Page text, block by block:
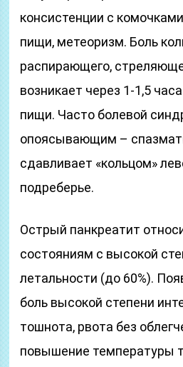
консистенции с
пищи, метеоризм. Боль
распирающего,
возникает через 1-1,5
пищи. Часто болевой
опоясывающим –
сдавливает «кольцом»
подреберье.
Острый панкреатит
состояниям с высокой
летальности (до 60%).
боль высокой степени
тошнота, рвота без
повышение температуры